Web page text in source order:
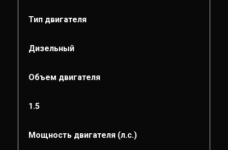
Тип двигателя
Дизельный
Объем двигателя
1.5
Мощность двигателя (л.с.)